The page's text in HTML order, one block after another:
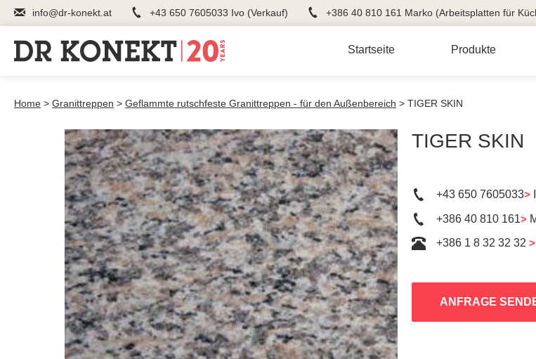
info@dr-konekt.at +43 650 7605033 Ivo (Verkauf) +386 40 810 161 Marko (Arbeitsplatten für
Startseite Produkte
Home > Granittreppen > Geflammte rutschfeste Granittreppen - für den Außenbereich > TIGER SKIN
TIGER SKIN
+43 650 7605033>
+386 40 810 161>
+386 1 8 32 32 32 >
ANFRAGE